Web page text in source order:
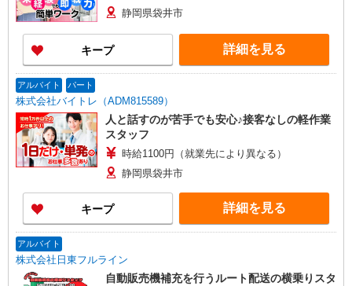
静岡県袋井市
キープ 詳細を見る
アルバイト パート
株式会社バイトレ（ADM815589）
人と話すのが苦手でも安心♪接客なしの軽作業
スタッフ
時給1100円（就業先により異なる）
静岡県袋井市
キープ 詳細を見る
アルバイト
株式会社日東フルライン
自動販売機補充を行うルート配送の横乗りスタ